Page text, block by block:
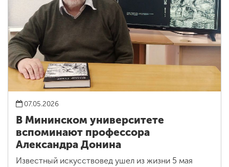
07.05.2026
В Мининском университете
вспоминают профессора
Александра Донина
Известный искусствовед ушел из жизни 5 мая